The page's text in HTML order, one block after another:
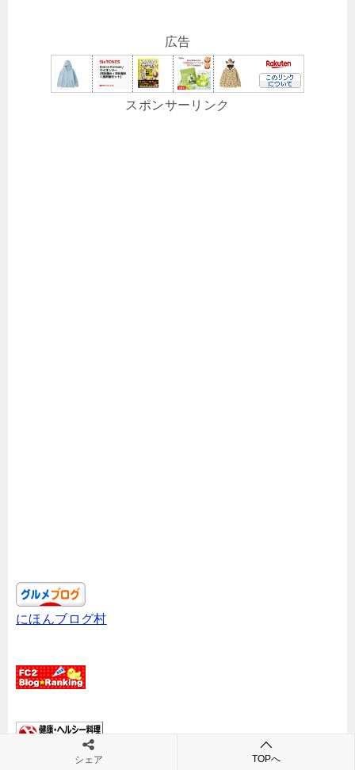
広告
スポンサーリンク
にほんブログ村
健康・ヘルシー料理ランキング
シェア TOPへ